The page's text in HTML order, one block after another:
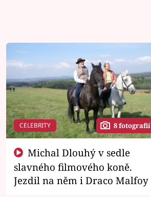
CELEBRITY 8 fotografií
slavného filmového koně.
Jezdil na něm i Draco Malfoy